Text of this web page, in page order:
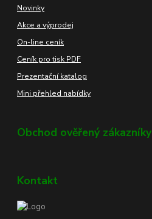
Novinky
Akce a výprodej
On-line ceník
Ceník pro tisk PDF
Prezentační katalog
Mini přehled nabídky
Obchod ověřený zákazníky
Kontakt